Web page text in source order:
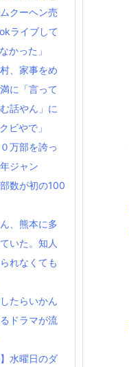
クーヘン売
ライブして
かった」
、家事をめ
に「言って
話やん」に
ビやで」
万部を誇っ
ジャン
数が初の100
、熊本に多
いた。知人
れなくても
たらいかん
ドラマが流
】水曜日のダ